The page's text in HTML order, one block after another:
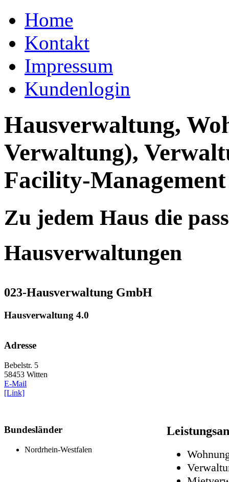
Home
Kontakt
Impressum
Kundenlogin
Hausverwaltung,
Verwaltung),
Facility-Management
Zu jedem Haus die
Hausverwaltungen
023-Hausverwaltung GmbH
Hausverwaltung 4.0
Adresse
Bebelstr. 5
58453 Witten
E-Mail
[Link]
Bundesländer
Nordrhein-Westfalen